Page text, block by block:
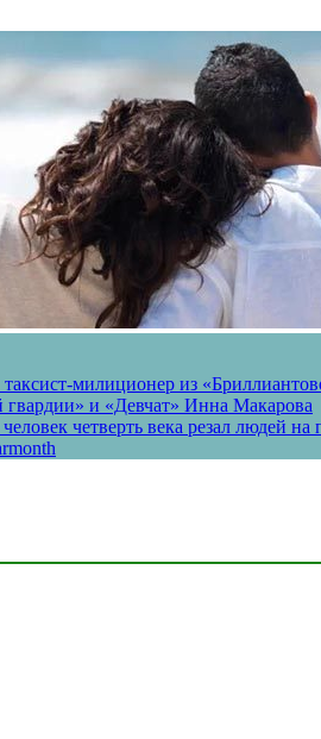
милиционер из
гвардии» и «Девчат» Инна Макарова
четверть века резал людей на